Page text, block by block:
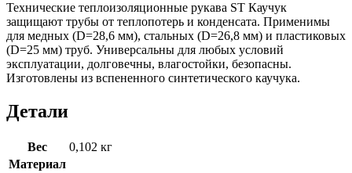
Технические теплоизоляционные рукава ST Каучук
защищают трубы от теплопотерь и конденсата. Применимы
для медных (D=28,6 мм), стальных (D=26,8 мм) и пластиковых
(D=25 мм) труб. Универсальны для любых условий
эксплуатации, долговечны, влагостойки, безопасны.
Изготовлены из вспененного синтетического каучука.
Детали
Вес
0,102 кг
Материал